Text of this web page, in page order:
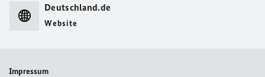
Deutschland.de
Website
Impressum